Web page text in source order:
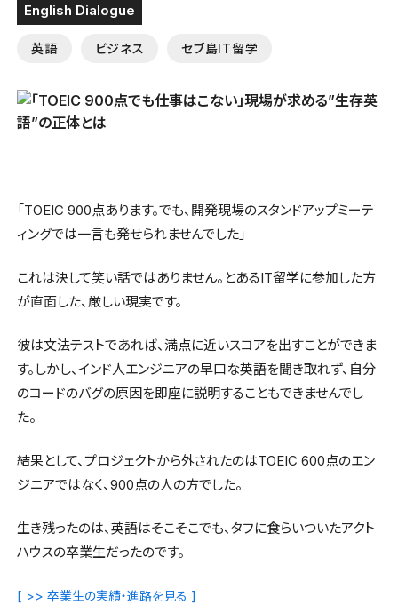
English Dialogue
英語 ビジネス セブ島IT留学
「TOEIC 900点あります。でも、開発現場のスタンドアップミーテ
ィングでは一言も発せられませんでした」
これは決して笑い話ではありません。とあるIT留学に参加した方
が直面した、厳しい現実です。
彼は文法テストであれば、満点に近いスコアを出すことができま
す。しかし、インド人エンジニアの早口な英語を聞き取れず、自分
のコードのバグの原因を即座に説明することもできませんでし
た。
結果として、プロジェクトから外されたのはTOEIC 600点のエン
ジニアではなく、900点の人の方でした。
生き残ったのは、英語はそこそこでも、タフに食らいついたアクト
ハウスの卒業生だったのです。
[ >> 卒業生の実績・進路を見る ]